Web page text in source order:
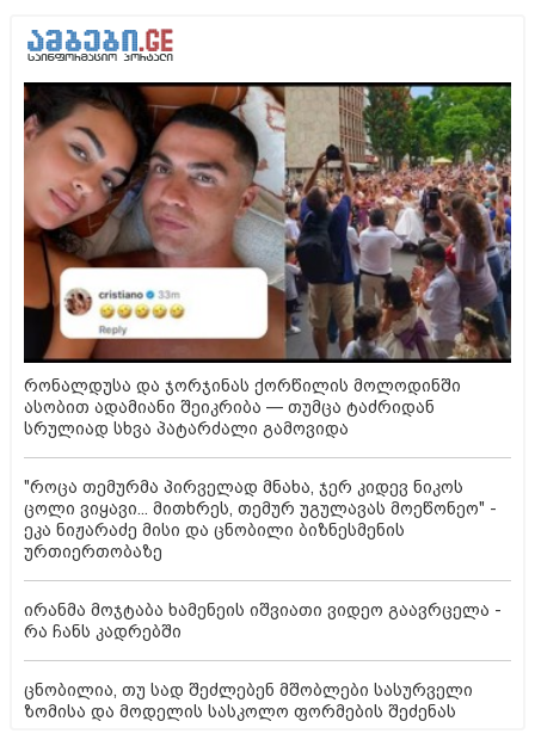
რონალდუსა და ჯორჯინას ქორწილის მოლოდინში
ასობით ადამიანი შეიკრიბა — თუმცა ტაძრიდან
სრულიად სხვა პატარძალი გამოვიდა
"როცა თემურმა პირველად მნახა, ჯერ კიდევ ნიკოს
ცოლი ვიყავი... მითხრეს, თემურ უგულავას მოეწონეო" -
ეკა ნიჟარაძე მისი და ცნობილი ბიზნესმენის
ურთიერთობაზე
ირანმა მოჯტაბა ხამენეის იშვიათი ვიდეო გაავრცელა -
რა ჩანს კადრებში
ცნობილია, თუ სად შეძლებენ მშობლები სასურველი
ზომისა და მოდელის სასკოლო ფორმების შეძენას